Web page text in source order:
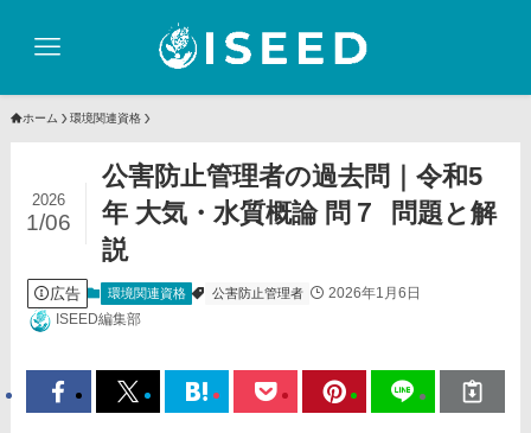
ホーム 環境関連資格
公害防止管理者の過去問｜令和5
年 大気・水質概論 問７ 問題と解
説
2026
1/06
広告 環境関連資格 公害防止管理者
2026年1月6日
ISEED編集部